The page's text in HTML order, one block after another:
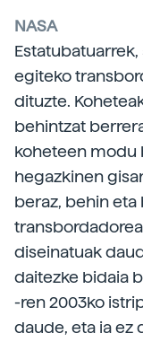
NASA
egiteko
dituzte.
behintzat
koheteen modu
hegazkinen
beraz, behin eta
diseinatuak
daitezke bidaia
-ren 2003ko
daude, eta ia ez